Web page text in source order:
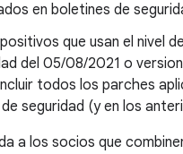
en boletines de
que usan el nivel
del 05/08/2021 o
todos los parches
seguridad (y en los
a los socios que